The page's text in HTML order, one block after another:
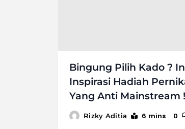
Bingung Pilih Kado ?
Inspirasi Hadiah
Yang Anti Mainstream !
Rizky Aditia 6 mins 0